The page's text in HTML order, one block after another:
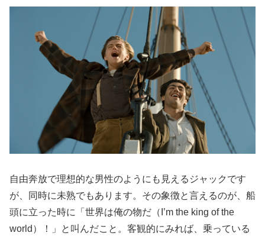
自由奔放で理想的な男性のようにも見えるジャックです
が、同時に未熟でもあります。その象徴と言えるのが、船
頭に立った時に「世界は俺の物だ（I’m the king of the
world）！」と叫んだこと。客観的にみれば、乗っている